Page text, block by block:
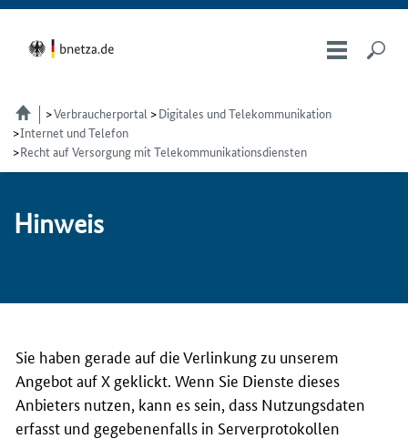
Verbraucherportal
Digitales und Telekommunikation
Internet und Telefon
Recht auf Versorgung mit Telekommunikationsdiensten
Hin­weis
Sie haben gerade auf die Verlinkung zu unserem
Angebot auf X geklickt. Wenn Sie Dienste dieses
Anbieters nutzen, kann es sein, dass Nutzungsdaten
erfasst und gegebenenfalls in Serverprotokollen